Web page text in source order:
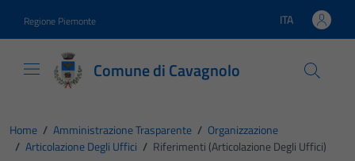
Regione Piemonte Lingua attiva:
ITA
Comune di Cavagnolo
Home / Amministrazione Trasparente / Organizzazione
/ Articolazione Degli Uffici / Riferimenti (Articolazione Degli Uffici)